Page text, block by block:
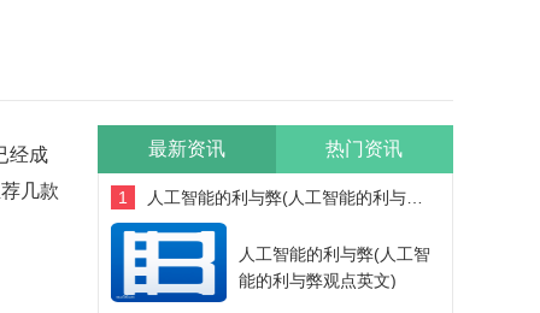
经成
几款
最新资讯 热门资讯
1
人工智能的利与弊(人工智
能的利与弊观点英文)